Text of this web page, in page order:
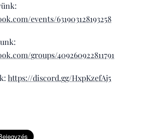
events/631903128193258
groups/409260922811791
https://discord.gg/HxpKzefAj5